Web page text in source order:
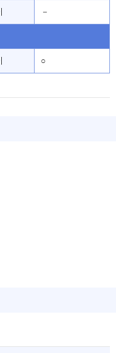
－
○